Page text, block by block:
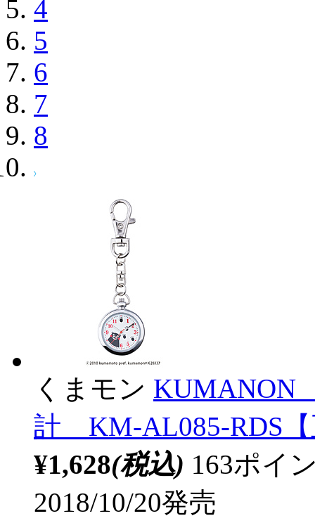
4
5
6
7
8
くまモン KUMANON
計 KM-AL085-RDS【
¥1,628(税込) 163ポイ
2018/10/20発売